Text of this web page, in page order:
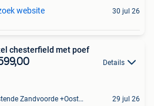
website 30 jul 26
chesterfield met poef
Details
Oostende Zandvoorde +Oostende 29 jul 26